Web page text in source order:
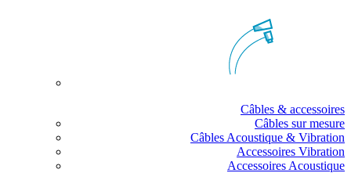
Câbles & accessoires
Câbles sur mesure
Câbles Acoustique & Vibration
Accessoires Vibration
Accessoires Acoustique